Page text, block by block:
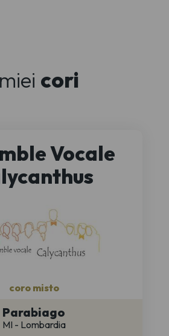
cori
Vocale
coro misto
Parabiago
MI - Lombardia